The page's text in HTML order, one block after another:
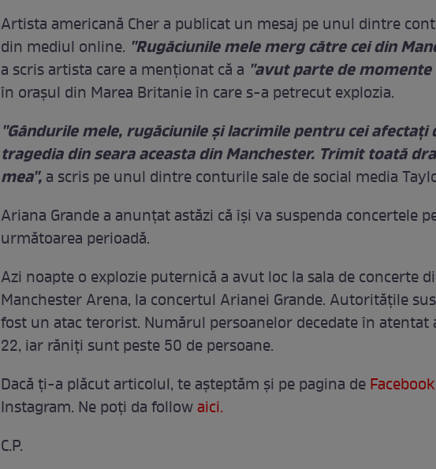
Artista americană Cher a publicat un mesaj pe unul dintre
din mediul online. ''Rugăciunile mele merg către cei din
a scris artista care a menţionat că a ''avut parte de momente
în oraşul din Marea Britanie în care s-a petrecut explozia.
''Gândurile mele, rugăciunile şi lacrimile pentru cei afectaţi
tragedia din seara aceasta din Manchester. Trimit toată
mea'',a scris pe unul dintre conturile sale de social media
Ariana Grande a anunţat astăzi că îşi va suspenda concertele
următoarea perioadă.
Azi noapte o explozie puternică a avut loc la sala de concerte
Manchester Arena, la concertul Arianei Grande. Autoritățile
fost un atac terorist. Numărul persoanelor decedate în atentat
22, iar răniți sunt peste 50 de persoane.
Dacă ți-a plăcut articolul, te așteptăm și pe pagina de
Instagram. Ne poți da followaici.
C.P.